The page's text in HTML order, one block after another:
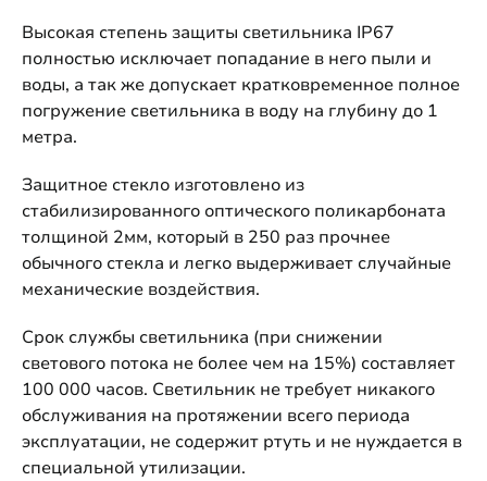
Высокая степень защиты светильника IP67
полностью исключает попадание в него пыли и
воды, а так же допускает кратковременное полное
погружение светильника в воду на глубину до 1
метра.
Защитное стекло изготовлено из
стабилизированного оптического поликарбоната
толщиной 2мм, который в 250 раз прочнее
обычного стекла и легко выдерживает случайные
механические воздействия.
Срок службы светильника (при снижении
светового потока не более чем на 15%) составляет
100 000 часов. Светильник не требует никакого
обслуживания на протяжении всего периода
эксплуатации, не содержит ртуть и не нуждается в
специальной утилизации.